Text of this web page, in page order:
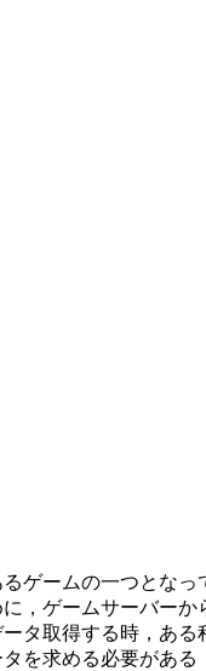
ゲームの一つとな
，ゲームサーバー
タ取得する時，あ
を求める必要がある